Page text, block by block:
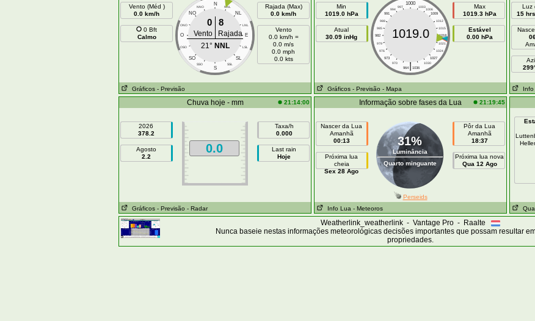
Vento (Méd )
0.0 km/h
0 Bft
Calmo
N
NNO NNL
NO NL
ONO LNL
O E
OSO LSL
SO SL
SSO SSL
S
0 8
Vento
Rajada
21° NNL
Rajada (Max)
0.0 km/h
Vento
0.0 km/h =
0.0 m/s
0.0 mph
0.0 kts
Gráficos - Previsão
Min
1019.0 hPa
Atual
30.09 inHg
1000
997 1003
994
1006
991
1009
988
1012
985
1015
982
1018
979
1021
976
1024
973
1027
970
1030
|
964 1036
1019.0
Max
1019.3 hPa
Estável
0.00 hPa
Gráficos - Previsão - Mapa
Luz
15
Info
Chuva hoje - mm 21:14:00
2026
378.2
Agosto
2.2
0.0
Taxa/h
0.000
Last rain
Hoje
Gráficos - Previsão - Radar
Informação sobre fases da Lua 21:19:45
Nascer da Lua
Amanhã
00:13
Próxima lua
cheia
Sex 28 Ago
31%
Luminância
Quarto minguante
Pôr da Lua
Amanhã
18:37
Próxima lua nova
Qua 12 Ago
Perseids
Info Lua - Meteoros
Weatherlink_weatherlink - Vantage Pro - Raalte
Nunca baseie nestas informações meteorológicas decisões importantes que possam resultar
propriedades.